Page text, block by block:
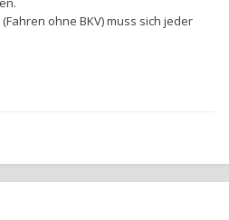
ohne BKV) muss sich jeder